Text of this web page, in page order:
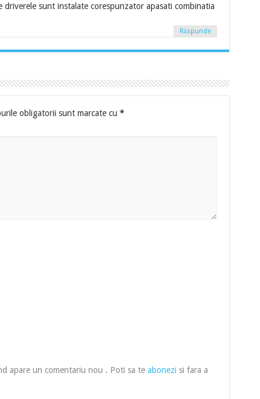
driverele sunt instalate corespunzator apasati combinatia
Răspunde
obligatorii sunt marcate cu *
apare un comentariu nou . Poti sa te abonezi si fara a